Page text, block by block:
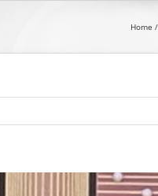
Home